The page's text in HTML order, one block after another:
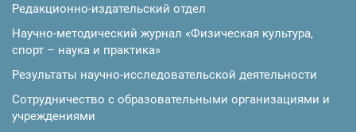
Редакционно-издательский отдел
Научно-методический журнал «Физическая культура,
спорт – наука и практика»
Результаты научно-исследовательской деятельности
Сотрудничество с образовательными организациями и
учреждениями